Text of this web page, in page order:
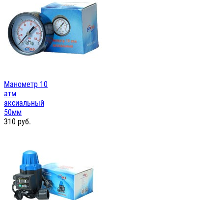
Манометр 10
атм
аксиальный
50мм
310 руб.